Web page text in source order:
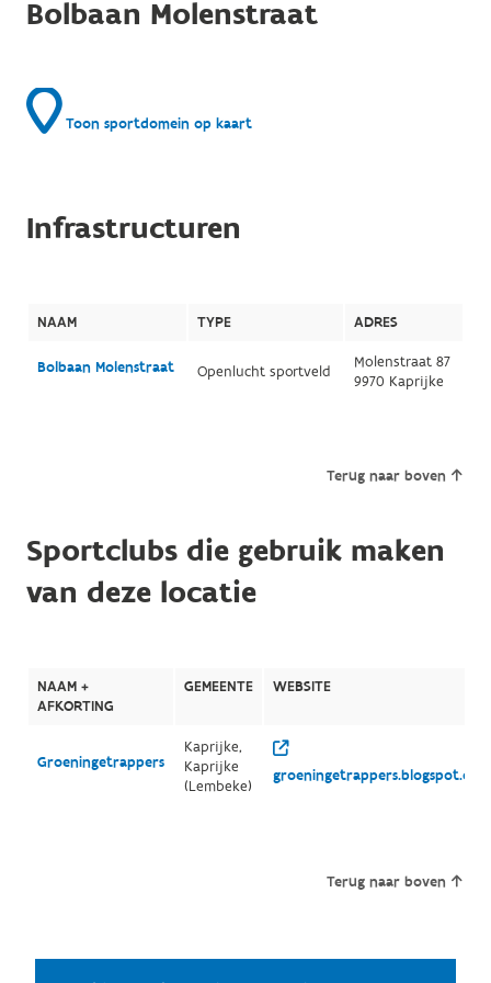
Bolbaan Molenstraat
Toon sportdomein op kaart
Infrastructuren
NAAM TYPE ADRES
Bolbaan Molenstraat Openlucht sportveld
Molenstraat 87
9970 Kaprijke
Terug naar boven
Sportclubs die gebruik maken
van deze locatie
NAAM +
AFKORTING
GEMEENTE WEBSITE
Groeningetrappers
Kaprijke,
Kaprijke
(Lembeke)
Terug naar boven